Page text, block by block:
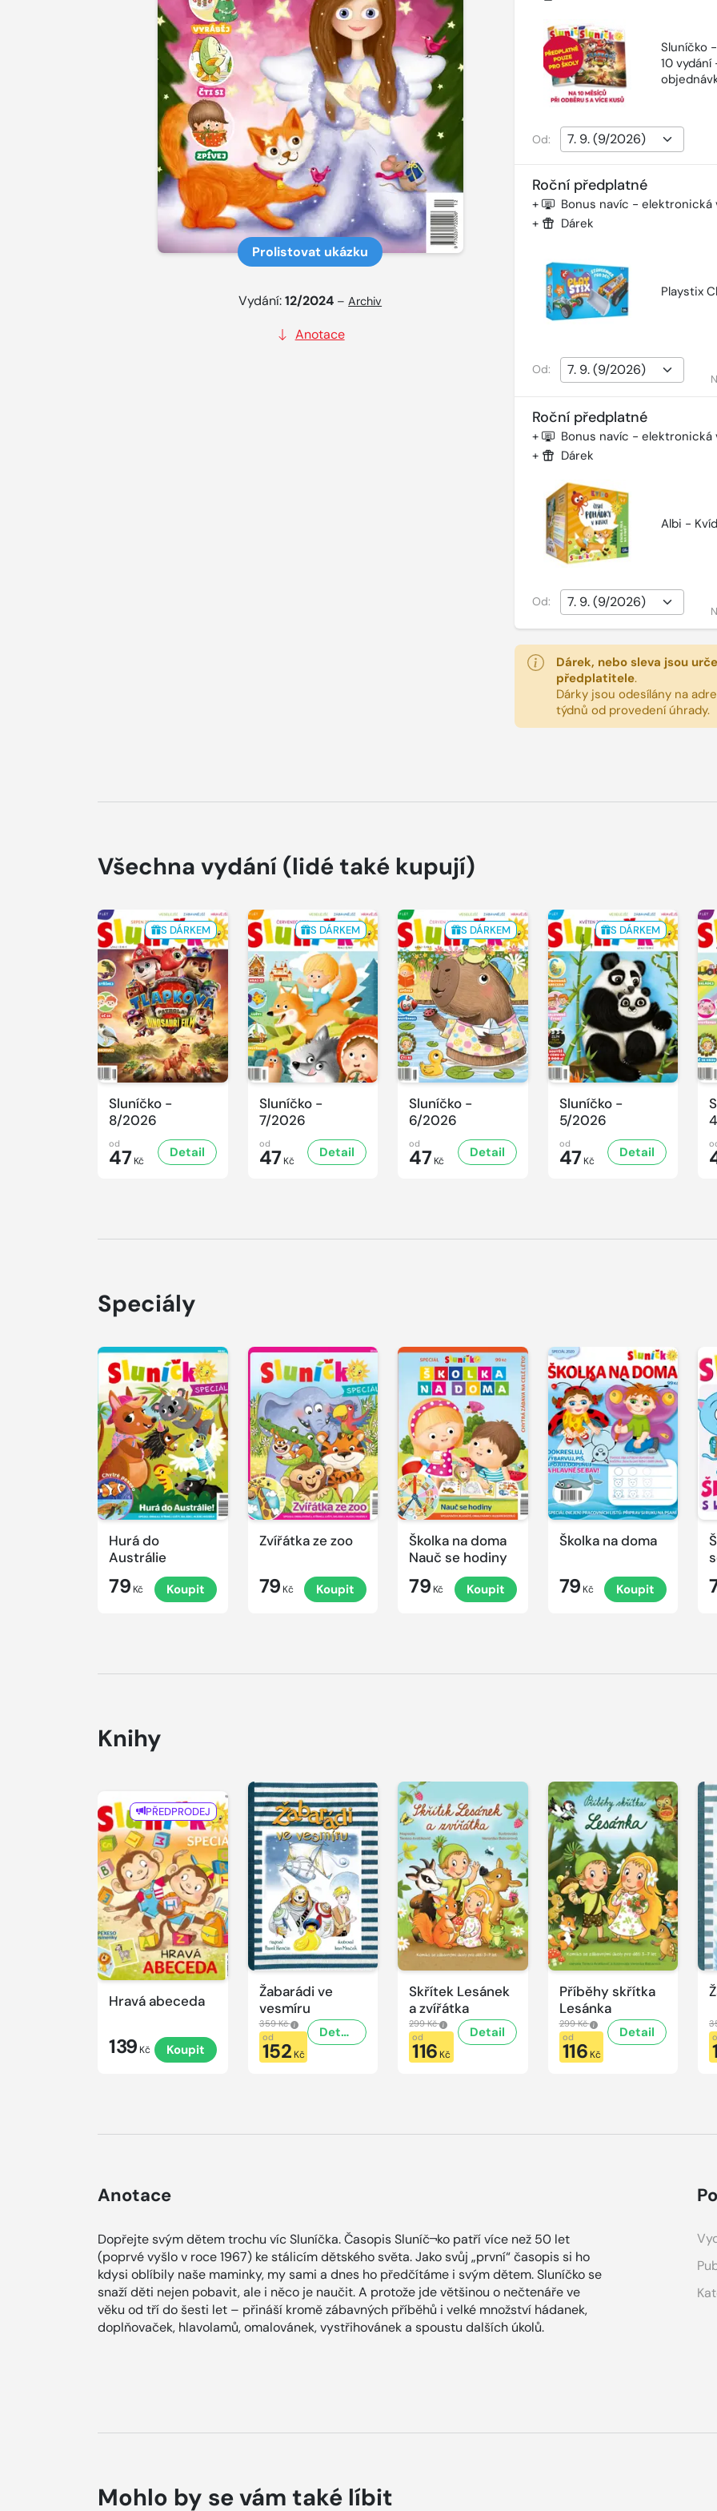
Prolistovat ukázku
Vydání:12/2024 –Archiv
Anotace
Sluníčko
10
Od:
Roční předplatné
+ Bonus navíc - elektronická
+ Dárek
Playstix
Od:
Roční předplatné
+ Bonus navíc - elektronická
+ Dárek
Albi -
Od:
Dárek, nebo sleva jsou
předplatitele.
Dárky jsou odesílány na
týdnů od provedení úhrady.
Všechna vydání (lidé také kupují)
S DÁRKEM
Sluníčko -
8/2026
od
47 Kč
Detail
S DÁRKEM
Sluníčko -
7/2026
od
47 Kč
Detail
S DÁRKEM
Sluníčko -
6/2026
od
47 Kč
Detail
S DÁRKEM
Sluníčko -
5/2026
od
47 Kč
Detail
Speciály
Hurá do
Austrálie
79 Kč Koupit
Zvířátka ze zoo
79 Kč Koupit
Školka na doma
Nauč se hodiny
79 Kč Koupit
Školka na doma
79 Kč Koupit
Knihy
PŘEDPRODEJ
Hravá abeceda
139 Kč Koupit
Žabarádi ve
vesmíru
359 Kč
od
152 Kč
Detail
Skřítek Lesánek
a zvířátka
299 Kč
od
116 Kč
Detail
Příběhy skřítka
Lesánka
299 Kč
od
116 Kč
Detail
Anotace
Dopřejte svým dětem trochu víc Sluníčka. Časopis Sluníč¬ko patří více než 50 let
(poprvé vyšlo v roce 1967) ke stálicím dětského světa. Jako svůj „první“ časopis si ho
kdysi oblíbily naše maminky, my sami a dnes ho předčítáme i svým dětem. Sluníčko se
snaží děti nejen pobavit, ale i něco je naučit. A protože jde většinou o nečtenáře ve
věku od tří do šesti let – přináší kromě zábavných příběhů i velké množství hádanek,
doplňovaček, hlavolamů, omalovánek, vystřihovánek a spoustu dalších úkolů.
Mohlo by se vám také líbit